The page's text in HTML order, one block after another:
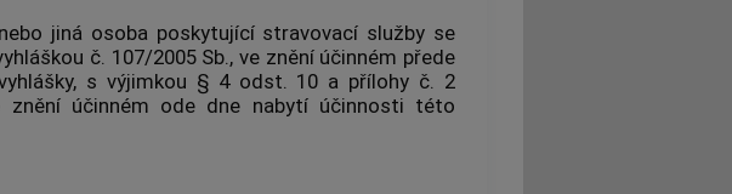
jiná osoba poskytující stravovací služby se
č. 107/2005 Sb., ve znění účinném přede
s výjimkou § 4 odst. 10 a přílohy č. 2
znění účinném ode dne nabytí účinnosti této